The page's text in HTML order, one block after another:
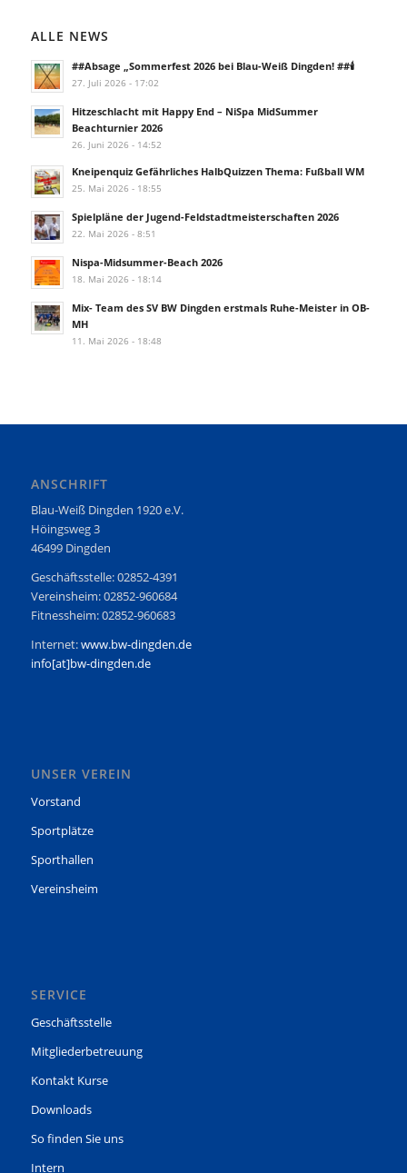
ALLE NEWS
##Absage „Sommerfest 2026 bei Blau-Weiß Dingden! ##🕯️
27. Juli 2026 - 17:02
Hitzeschlacht mit Happy End – NiSpa MidSummer
Beachturnier 2026
26. Juni 2026 - 14:52
Kneipenquiz Gefährliches HalbQuizzen Thema: Fußball WM
25. Mai 2026 - 18:55
Spielpläne der Jugend-Feldstadtmeisterschaften 2026
22. Mai 2026 - 8:51
Nispa-Midsummer-Beach 2026
18. Mai 2026 - 18:14
Mix- Team des SV BW Dingden erstmals Ruhe-Meister in OB-
MH
11. Mai 2026 - 18:48
ANSCHRIFT
Blau-Weiß Dingden 1920 e.V.
Höingsweg 3
46499 Dingden
Geschäftsstelle: 02852-4391
Vereinsheim: 02852-960684
Fitnessheim: 02852-960683
Internet:www.bw-dingden.de
info[at]bw-dingden.de
UNSER VEREIN
Vorstand
Sportplätze
Sporthallen
Vereinsheim
SERVICE
Geschäftsstelle
Mitgliederbetreuung
Kontakt Kurse
Downloads
So finden Sie uns
Intern